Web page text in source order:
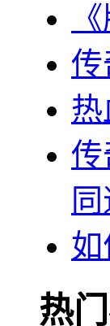
传
传
热